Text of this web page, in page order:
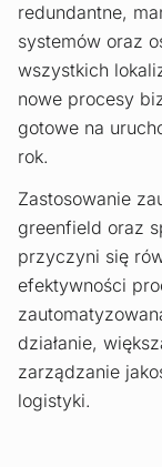
redundantne,
systemów oraz
wszystkich
nowe procesy
gotowe na
rok.
Zastosowanie
greenfield oraz
przyczyni się
efektywności
działanie,
zarządzanie
logistyki.